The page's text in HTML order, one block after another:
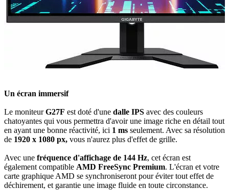
Un écran immersif
Le moniteurG27F est doté d'une dalle IPS avec des couleurs
chatoyantes qui vous permettra d'avoir une image riche en détail tout
en ayant une bonne réactivité, ici 1 ms seulement. Avec sa résolution
de 1920 x 1080 px, vous n'aurez plus d'effet de grille.
Avec une fréquence d'affichage de 144 Hz, cet écran est
également compatible AMD FreeSync Premium. L'écran et votre
carte graphique AMD se synchroniseront pour éviter tout effet de
déchirement, et garantie une image fluide en toute circonstance.